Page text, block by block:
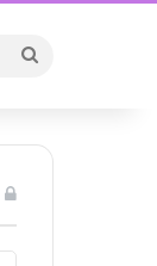
...